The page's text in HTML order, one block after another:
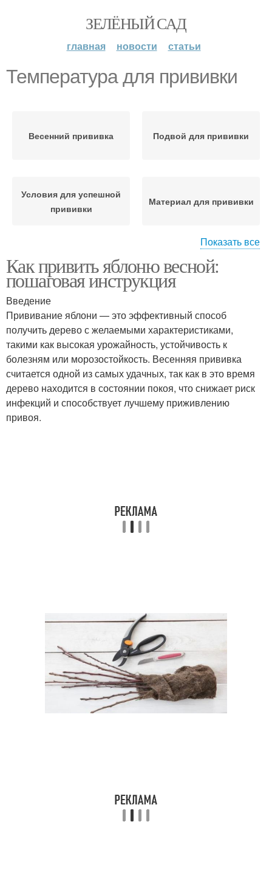
ЗЕЛЁНЫЙ САД
главная новости статьи
Температура для прививки
Весенний прививка Подвой для прививки
Условия для успешной
прививки
Материал для прививки
Прививка за кору Прививка в боковой
Прививка в расщеп
Оптимальная
температура
Новички при прививке
Показать все
Как привить яблоню весной:
пошаговая инструкция
Введение
Прививание яблони — это эффективный способ
получить дерево с желаемыми характеристиками,
такими как высокая урожайность, устойчивость к
болезням или морозостойкость. Весенняя прививка
считается одной из самых удачных, так как в это время
дерево находится в состоянии покоя, что снижает риск
инфекций и способствует лучшему приживлению
привоя.